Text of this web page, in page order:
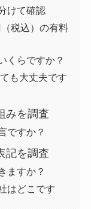
けて確認
税込）の有料
くらですか？
も大丈夫です
みを調査
ですか？
記を調査
ますか？
はどこです